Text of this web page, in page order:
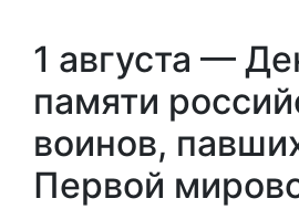
1 августа —
памяти
воинов,
Первой